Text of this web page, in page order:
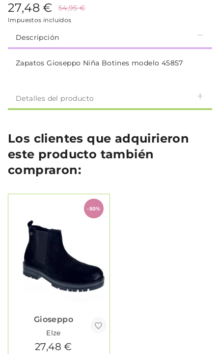
27,48 € 54,95 €
Impuestos incluidos
Descripción
Zapatos Gioseppo Niña Botines modelo 45857
Detalles del producto
Los clientes que adquirieron
este producto también
compraron:
-50%
Gioseppo
Elze
27,48 €